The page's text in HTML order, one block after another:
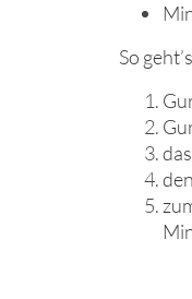
So